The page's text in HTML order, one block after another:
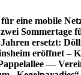
eine mobile
Sommertage
ersetzt:
eröffnet –
—